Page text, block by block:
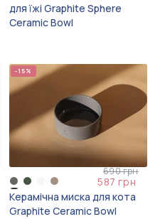
для їжі Graphite Sphere
Ceramic Bowl
-15%
690 грн
587 грн
Керамічна миска для кота
Graphite Ceramic Bowl